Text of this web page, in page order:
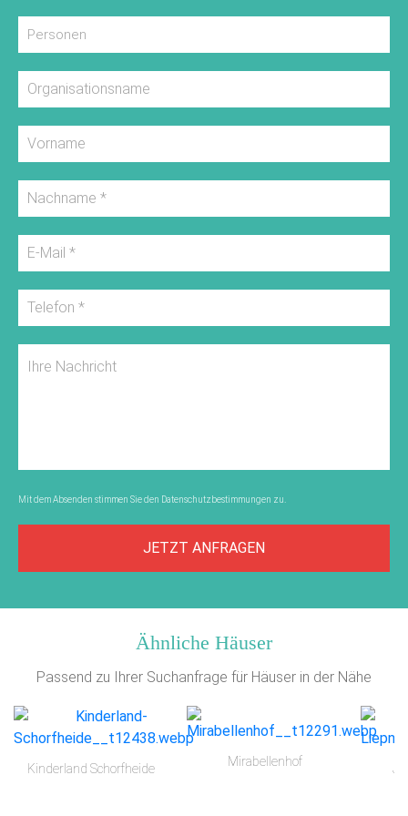
Mit dem Absenden stimmen Sie den Datenschutzbestimmungen zu.
JETZT ANFRAGEN
Ähnliche Häuser
Passend zu Ihrer Suchanfrage für Häuser in der Nähe
Kinderland Schorfheide Mirabellenhof